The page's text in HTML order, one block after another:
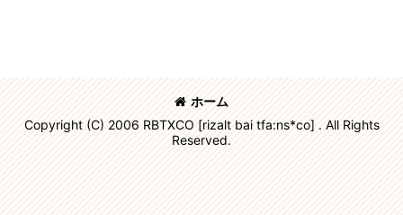
ホーム
Copyright (C) 2006 RBTXCO [rizalt bai tfa:ns*co] . All Rights
Reserved.